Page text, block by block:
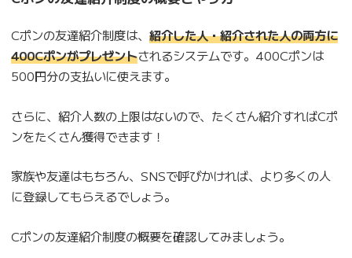
Cポンの友達紹介制度は、 紹介した人・紹介された人の両方に
400Cポンがプレゼントされるシステムです。400Cポンは
500円分の支払いに使えます。
さらに、紹介人数の上限はないので、たくさん紹介すればCポ
ンをたくさん獲得できます！
家族や友達はもちろん、SNSで呼びかければ、より多くの人
に登録してもらえるでしょう。
Cポンの友達紹介制度の概要を確認してみましょう。